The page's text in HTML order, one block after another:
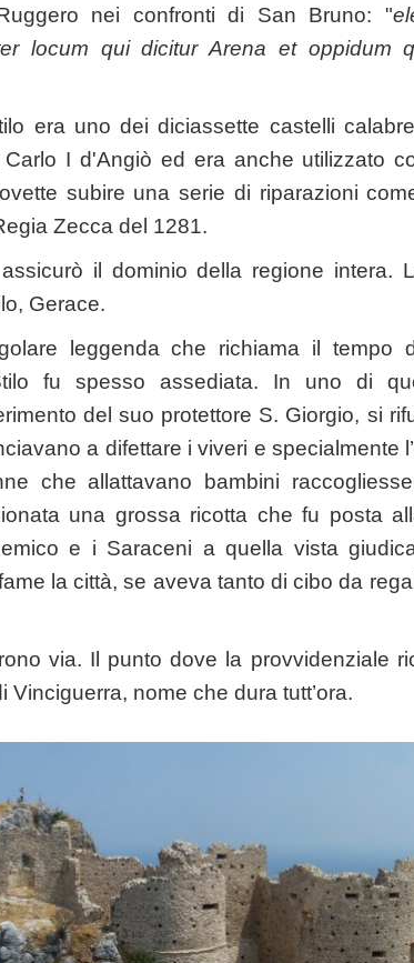
nei confronti di San Bruno: "
locum qui dicitur Arena et oppidum
era uno dei diciassette castelli
I d'Angiò ed era anche utilizzato
subire una serie di riparazioni
Zecca del 1281.
il dominio della regione intera.
Gerace.
leggenda che richiama il tempo
fu spesso assediata. In uno di
del suo protettore S. Giorgio, si
a difettare i viveri e specialmente
che allattavano bambini
una grossa ricotta che fu posta
e i Saraceni a quella vista
la città, se aveva tanto di cibo da
via. Il punto dove la provvidenziale
nome che dura tutt’ora.